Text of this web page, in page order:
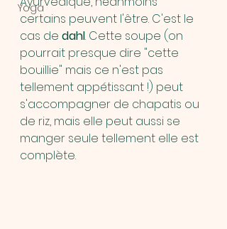
Yoga
certains peuvent l'être. C'est le
cas de dahl. Cette soupe (on
pourrait presque dire "cette
bouillie" mais ce n'est pas
tellement appétissant !) peut
s'accompagner de chapatis ou
de riz, mais elle peut aussi se
manger seule tellement elle est
complète.